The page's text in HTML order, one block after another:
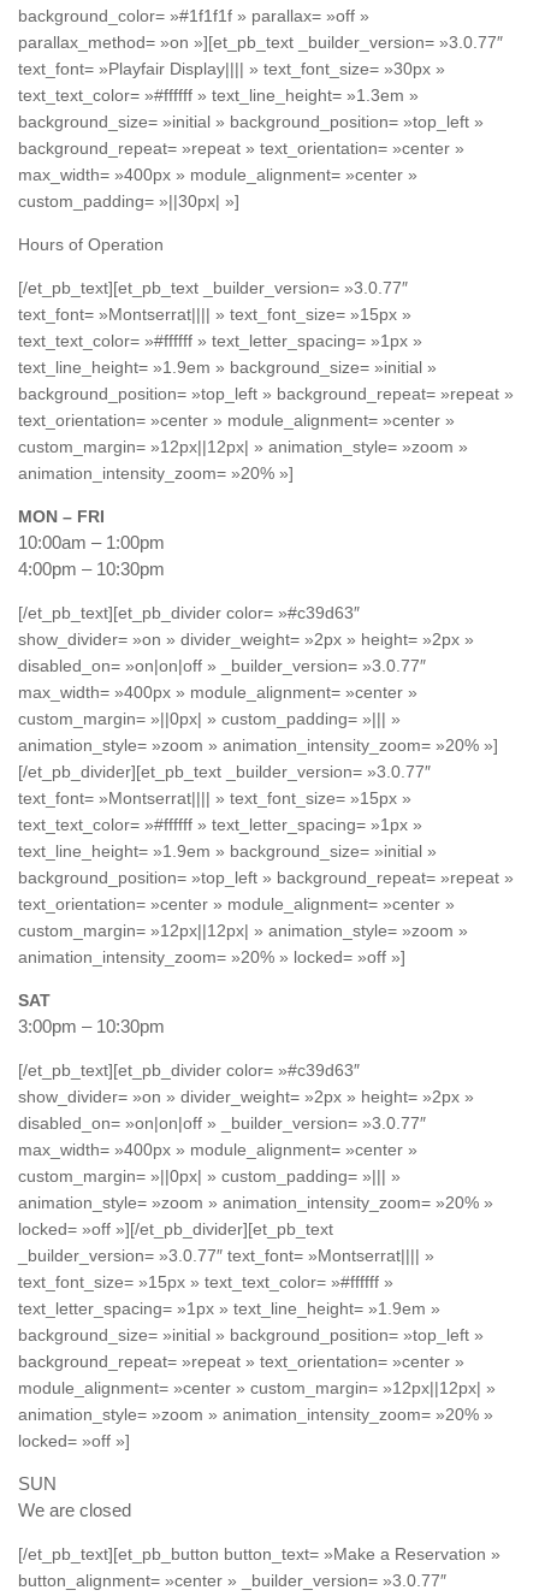
background_color= »#1f1f1f » parallax= »off »
parallax_method= »on »][et_pb_text _builder_version= »3.0.77″
text_font= »Playfair Display|||| » text_font_size= »30px »
text_text_color= »#ffffff » text_line_height= »1.3em »
background_size= »initial » background_position= »top_left »
background_repeat= »repeat » text_orientation= »center »
max_width= »400px » module_alignment= »center »
custom_padding= »||30px| »]
Hours of Operation
[/et_pb_text][et_pb_text _builder_version= »3.0.77″
text_font= »Montserrat|||| » text_font_size= »15px »
text_text_color= »#ffffff » text_letter_spacing= »1px »
text_line_height= »1.9em » background_size= »initial »
background_position= »top_left » background_repeat= »repeat »
text_orientation= »center » module_alignment= »center »
custom_margin= »12px||12px| » animation_style= »zoom »
animation_intensity_zoom= »20% »]
MON – FRI
10:00am – 1:00pm
4:00pm – 10:30pm
[/et_pb_text][et_pb_divider color= »#c39d63″
show_divider= »on » divider_weight= »2px » height= »2px »
disabled_on= »on|on|off » _builder_version= »3.0.77″
max_width= »400px » module_alignment= »center »
custom_margin= »||0px| » custom_padding= »||| »
animation_style= »zoom » animation_intensity_zoom= »20% »]
[/et_pb_divider][et_pb_text _builder_version= »3.0.77″
text_font= »Montserrat|||| » text_font_size= »15px »
text_text_color= »#ffffff » text_letter_spacing= »1px »
text_line_height= »1.9em » background_size= »initial »
background_position= »top_left » background_repeat= »repeat »
text_orientation= »center » module_alignment= »center »
custom_margin= »12px||12px| » animation_style= »zoom »
animation_intensity_zoom= »20% » locked= »off »]
SAT
3:00pm – 10:30pm
[/et_pb_text][et_pb_divider color= »#c39d63″
show_divider= »on » divider_weight= »2px » height= »2px »
disabled_on= »on|on|off » _builder_version= »3.0.77″
max_width= »400px » module_alignment= »center »
custom_margin= »||0px| » custom_padding= »||| »
animation_style= »zoom » animation_intensity_zoom= »20% »
locked= »off »][/et_pb_divider][et_pb_text
_builder_version= »3.0.77″ text_font= »Montserrat|||| »
text_font_size= »15px » text_text_color= »#ffffff »
text_letter_spacing= »1px » text_line_height= »1.9em »
background_size= »initial » background_position= »top_left »
background_repeat= »repeat » text_orientation= »center »
module_alignment= »center » custom_margin= »12px||12px| »
animation_style= »zoom » animation_intensity_zoom= »20% »
locked= »off »]
SUN
We are closed
[/et_pb_text][et_pb_button button_text= »Make a Reservation »
button_alignment= »center » _builder_version= »3.0.77″